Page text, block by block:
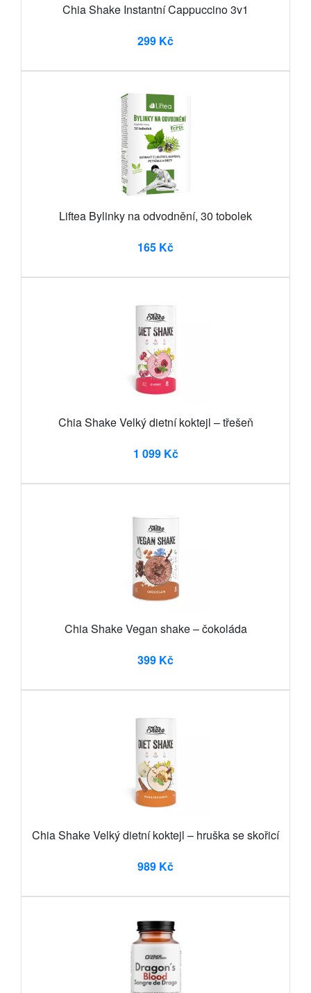
Chia Shake Instantní Cappuccino 3v1
299 Kč
Liftea Bylinky na odvodnění, 30 tobolek
165 Kč
Chia Shake Velký dietní koktejl – třešeň
1 099 Kč
Chia Shake Vegan shake – čokoláda
399 Kč
Chia Shake Velký dietní koktejl – hruška se skořicí
989 Kč